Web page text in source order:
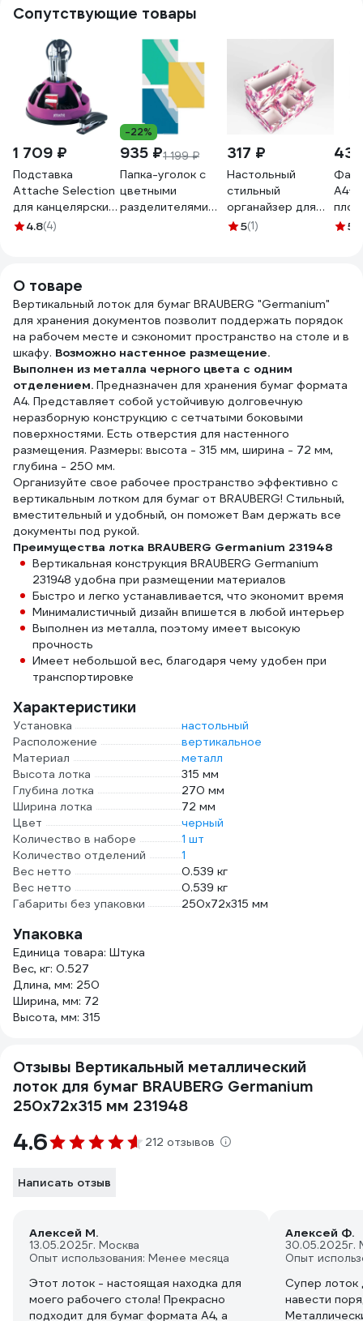
Сопутствующие товары
1 709 ₽
Подставка
Attache Selection
для канцелярских
мелочей, черный/
4.8(4)
-22%
935 ₽1 199 ₽
Папка-уголок с
цветными
разделителями
317 ₽
Настольный
стильный
органайзер для
хранения
элементами, на
подставке
OK.35.10.13.P
5(1)
А4+
5
О товаре
Вертикальный лоток для бумаг BRAUBERG "Germanium"
для хранения документов позволит поддержать порядок
на рабочем месте и сэкономит пространство на столе и в
шкафу. Возможно настенное размещение.
Выполнен из металла черного цвета с одним
отделением. Предназначен для хранения бумаг формата
А4. Представляет собой устойчивую долговечную
неразборную конструкцию с сетчатыми боковыми
поверхностями. Есть отверстия для настенного
размещения. Размеры: высота - 315 мм, ширина - 72 мм,
глубина - 250 мм.
Организуйте свое рабочее пространство эффективно с
вертикальным лотком для бумаг от BRAUBERG! Стильный,
вместительный и удобный, он поможет Вам держать все
документы под рукой.
Преимущества лотка BRAUBERG Germanium 231948
Вертикальная конструкция BRAUBERG Germanium
231948 удобна при размещении материалов
Быстро и легко устанавливается, что экономит время
Минималистичный дизайн впишется в любой интерьер
Выполнен из металла, поэтому имеет высокую
прочность
Имеет небольшой вес, благодаря чему удобен при
транспортировке
Характеристики
Установка
настольный
Расположение
вертикальное
Материал
металл
Высота лотка
315 мм
Глубина лотка
270 мм
Ширина лотка
72 мм
Цвет
черный
Количество в наборе
1 шт
Количество отделений
1
Вес нетто
0.539 кг
Вес нетто
0.539 кг
Габариты без упаковки
250x72x315 мм
Упаковка
Единица товара: Штука
Вес, кг: 0.527
Длина, мм: 250
Ширина, мм: 72
Высота, мм: 315
Отзывы Вертикальный металлический
лоток для бумаг BRAUBERG Germanium
250х72х315 мм 231948
4.6 212 отзывов
Написать отзыв
Алексей М.
13.05.2025г. Москва
Опыт использования: Менее месяца
Этот лоток - настоящая находка для
моего рабочего стола! Прекрасно
подходит для бумаг формата А4, а
Алексей Ф.
30.05.2025г.
Опыт
Супер лоток
навести